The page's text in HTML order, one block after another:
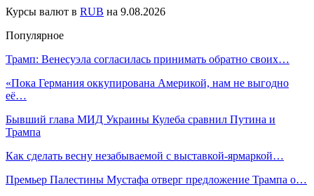
Курсы валют в RUB на 9.08.2026
Популярное
Трамп: Венесуэла согласилась принимать обратно своих…
«Пока Германия оккупирована Америкой, нам не выгодно
её…
Бывший глава МИД Украины Кулеба сравнил Путина и
Трампа
Как сделать весну незабываемой с выставкой-ярмаркой…
Премьер Палестины Мустафа отверг предложение Трампа о…